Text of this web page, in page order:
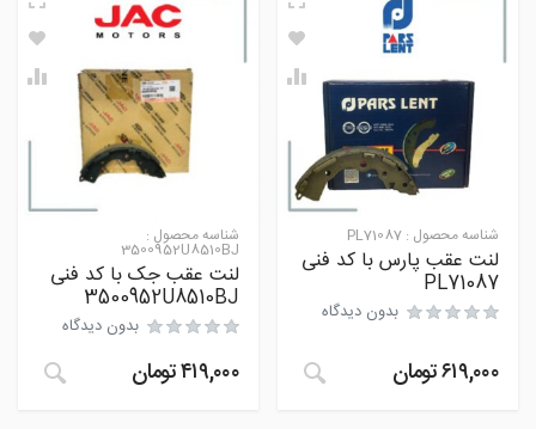
شناسه محصول : PL71087
لنت عقب پارس با کد فنی
PL71087
بدون دیدگاه
۶۱۹,۰۰۰تومان
شناسه محصول :
3500952U8510BJ
لنت عقب جک با کد فنی
3500952U8510BJ
بدون دیدگاه
۴۱۹,۰۰۰تومان